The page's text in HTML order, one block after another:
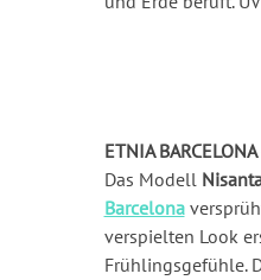
ETNIA
Das Modell
Barcelona
verspielten Look
Frühlingsgefühle.